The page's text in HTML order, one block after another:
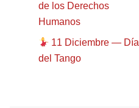
de los Derechos
Humanos
11 Diciembre — Día
del Tango